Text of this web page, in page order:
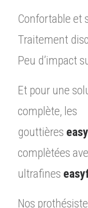
Confortable et
Traitement
Peu d’impact
Et pour une
complète, les
gouttières
complètées
ultrafines
Nos